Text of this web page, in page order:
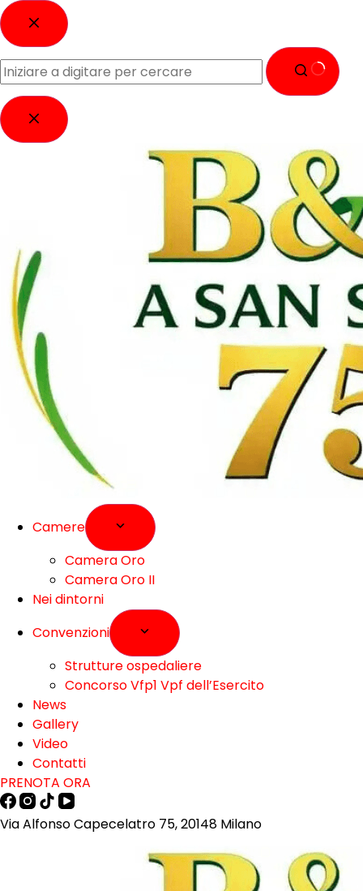
Camere
Camera Oro
Camera Oro II
Nei dintorni
Convenzioni
Strutture ospedaliere
Concorso Vfp1 Vpf dell’Esercito
News
Gallery
Video
Contatti
PRENOTA ORA
Via Alfonso Capecelatro 75, 20148 Milano